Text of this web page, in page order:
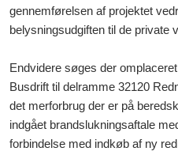
gennemførelsen af projektet
belysningsudgiften til de private
Endvidere søges der
Busdrift til delramme 32120
det merforbrug der er på
indgået brandslukningsaftale
forbindelse med indkøb af ny